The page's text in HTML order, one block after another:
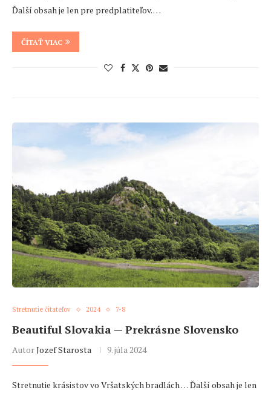
Ďalší obsah je len pre predplatiteľov. …
ČÍTAŤ VIAC
Stretnutie čitateľov 2024 7-8
Beautiful Slovakia — Prekrásne Slovensko
AutorJozef Starosta 9. júla 2024
Stretnutie krásistov vo Vršatských bradlách … Ďalší obsah je len